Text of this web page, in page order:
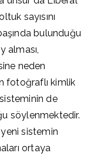
sayısını
bulunduğu
alması,
neden
fotoğraflı kimlik
de
söylenmektedir.
sistemin
ortaya